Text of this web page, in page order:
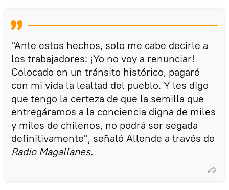
"Ante estos hechos, solo me cabe decirle a
los trabajadores: ¡Yo no voy a renunciar!
Colocado en un tránsito histórico, pagaré
con mi vida la lealtad del pueblo. Y les digo
que tengo la certeza de que la semilla que
entregáramos a la conciencia digna de miles
y miles de chilenos, no podrá ser segada
definitivamente", señaló Allende a través de
Radio Magallanes.